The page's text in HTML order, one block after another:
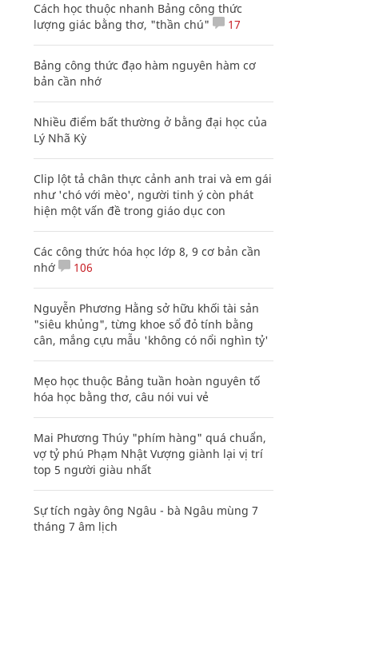
Cách học thuộc nhanh Bảng công thức
lượng giác bằng thơ, "thần chú"
17
Bảng công thức đạo hàm nguyên hàm cơ
bản cần nhớ
Nhiều điểm bất thường ở bằng đại học của
Lý Nhã Kỳ
Clip lột tả chân thực cảnh anh trai và em gái
như 'chó với mèo', người tinh ý còn phát
hiện một vấn đề trong giáo dục con
Các công thức hóa học lớp 8, 9 cơ bản cần
nhớ
106
Nguyễn Phương Hằng sở hữu khối tài sản
"siêu khủng", từng khoe sổ đỏ tính bằng
cân, mắng cựu mẫu 'không có nổi nghìn tỷ'
Mẹo học thuộc Bảng tuần hoàn nguyên tố
hóa học bằng thơ, câu nói vui vẻ
Mai Phương Thúy "phím hàng" quá chuẩn,
vợ tỷ phú Phạm Nhật Vượng giành lại vị trí
top 5 người giàu nhất
Sự tích ngày ông Ngâu - bà Ngâu mùng 7
tháng 7 âm lịch